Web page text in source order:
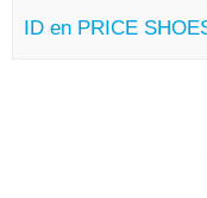
ID en PRICE